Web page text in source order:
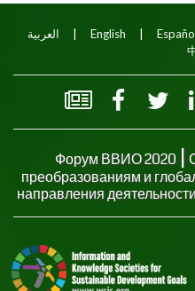
العربية English
Форум ВВИО 2020 |
преобразованиям и
направления